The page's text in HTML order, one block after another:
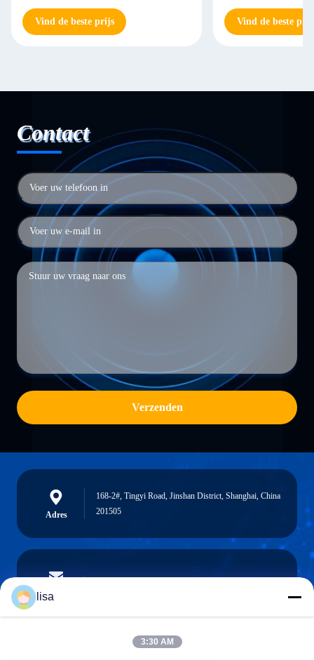
Vind de beste prijs Vind de beste
Contact
Verzenden
Adres
168-2#, Tingyi Road, Jinshan District, Shanghai, China
201505
E-mail
lisa
3:30 AM